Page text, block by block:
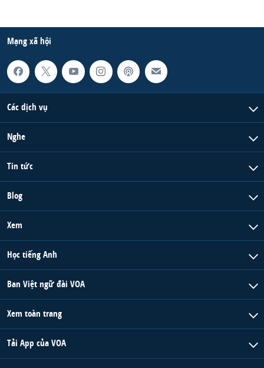
Mạng xã hội
Các dịch vụ
Nghe
Tin tức
Blog
Xem
Học tiếng Anh
Ban Việt ngữ đài VOA
Xem toàn trang
Tải App của VOA